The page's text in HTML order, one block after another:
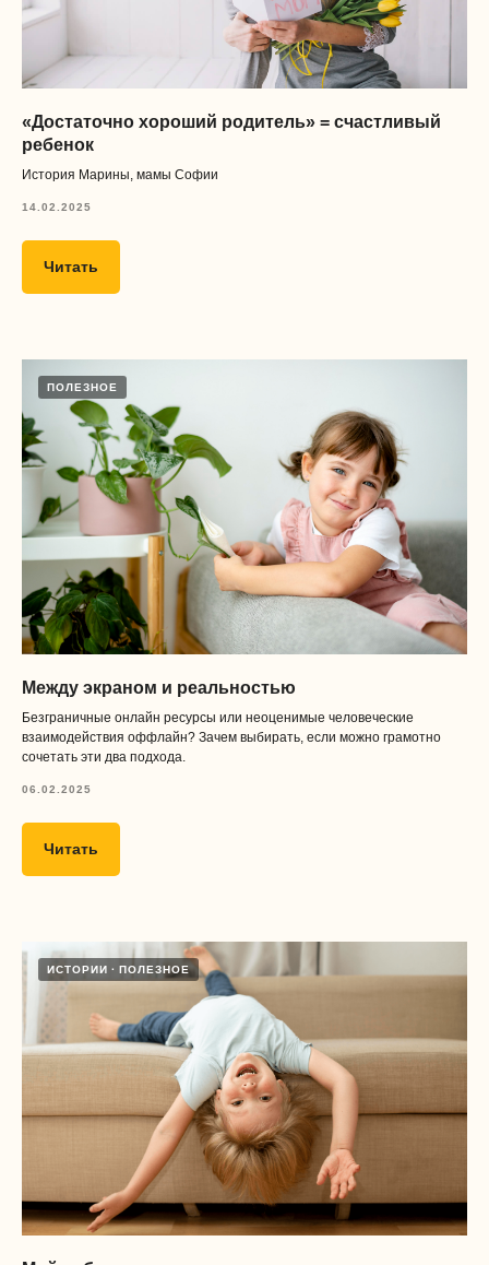
«Достаточно хороший родитель» = счастливый
ребенок
История Марины, мамы Софии
14.02.2025
Читать
ПОЛЕЗНОЕ
Между экраном и реальностью
Безграничные онлайн ресурсы или неоценимые человеческие
взаимодействия оффлайн? Зачем выбирать, если можно грамотно
сочетать эти два подхода.
06.02.2025
Читать
ИСТОРИИ ПОЛЕЗНОЕ
121357, Москва г, ул Инициативная, д. 10, к. 1, кв. 13
ООО «Забота»
ИНН
9731087282
ОГРН 1217700645711
Наши соц сети
О нас
Бесплатные материалы
Блог
Работа у нас
Обработка и распространение
+7 909 984 0589
Дизайн и разработка сайта
tanya lapka nikolayev.design
&
Поддержка MAX
Поддержка Telegram
Образовательная лицензия
№Л035-01298-77/01155773